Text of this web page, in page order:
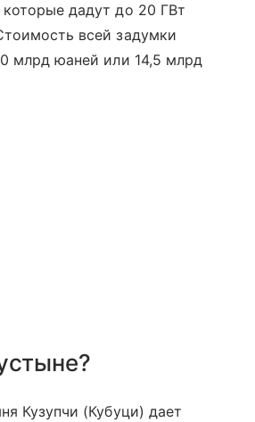
дадут до 20 ГВт
всей задумки
млрд юаней или 14,5 млрд
Кузупчи (Кубуци) дает